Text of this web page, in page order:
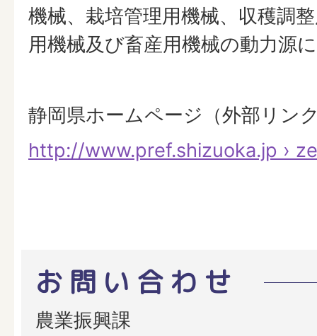
機械、栽培管理用機械、収穫調
用機械及び畜産用機械の動力源
静岡県ホームページ（外部リン
http://www.pref.shizuoka.jp ›
お問い合わせ
農業振興課